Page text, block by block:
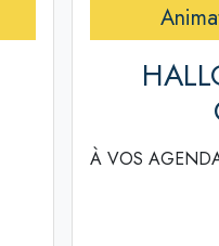
À VOS